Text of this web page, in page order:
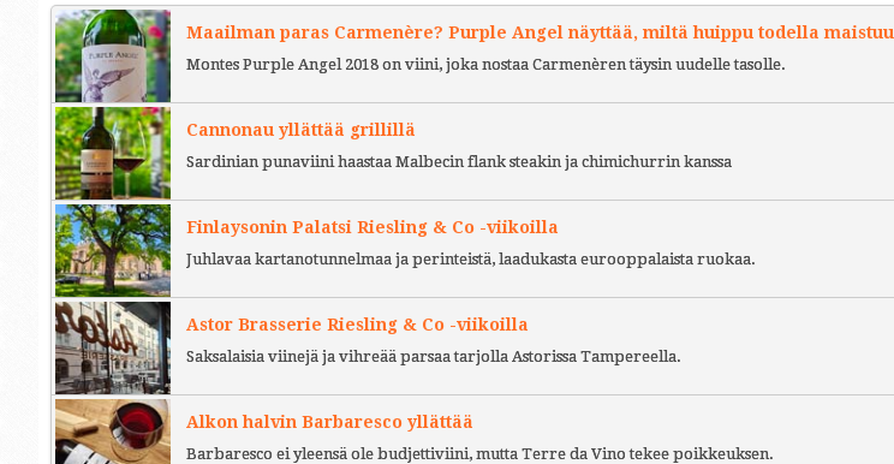
Maailman paras Carmenère? Purple Angel näyttää, miltä huippu todella maistuu
Montes Purple Angel 2018 on viini, joka nostaa Carmenèren täysin uudelle tasolle.
Cannonau yllättää grillillä
Sardinian punaviini haastaa Malbecin flank steakin ja chimichurrin kanssa
Finlaysonin Palatsi Riesling & Co -viikoilla
Juhlavaa kartanotunnelmaa ja perinteistä, laadukasta eurooppalaista ruokaa.
Astor Brasserie Riesling & Co -viikoilla
Saksalaisia viinejä ja vihreää parsaa tarjolla Astorissa Tampereella.
Alkon halvin Barbaresco yllättää
Barbaresco ei yleensä ole budjettiviini, mutta Terre da Vino tekee poikkeuksen.